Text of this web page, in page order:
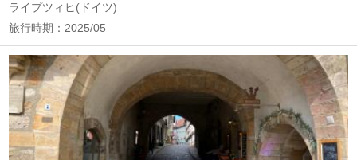
ライプツィヒ(ドイツ)
旅行時期：2025/05